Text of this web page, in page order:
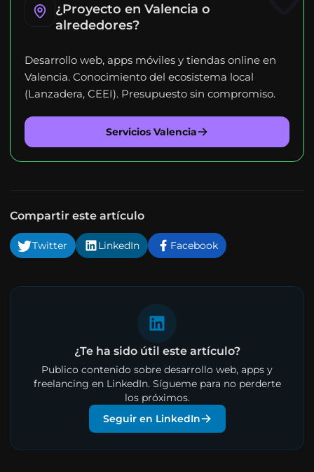
¿Proyecto en Valencia o
alrededores?
Desarrollo web, apps móviles y tiendas online en
Valencia. Conocimiento del ecosistema local
(Lanzadera, CEEI). Presupuesto sin compromiso.
Servicios Valencia
Compartir este artículo
Twitter LinkedIn Facebook
¿Te ha sido útil este artículo?
Publico contenido sobre desarrollo web, apps y
freelancing en LinkedIn. Sígueme para no perderte
los próximos.
Seguir en LinkedIn